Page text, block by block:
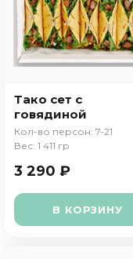
Тако сет с
говядиной
Кол-во персон: 7-21
Вес: 1 411 гр
3 290 ₽
В КОРЗИНУ